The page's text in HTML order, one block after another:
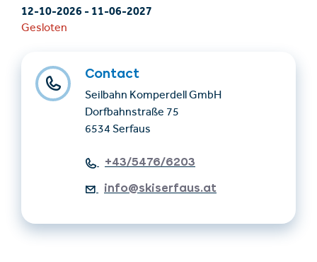
12-10-2026-11-06-2027
Gesloten
Contact
Seilbahn Komperdell GmbH
Dorfbahnstraße 75
6534 Serfaus
+43/5476/6203
info@skiserfaus.at